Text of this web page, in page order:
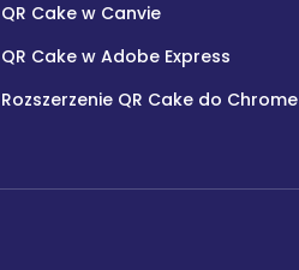
QR Cake w Canvie
QR Cake w Adobe Express
Rozszerzenie QR Cake do Chrome